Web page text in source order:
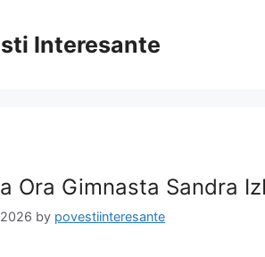
Interesante
Ora Gimnasta Sandra
by povestiinteresante